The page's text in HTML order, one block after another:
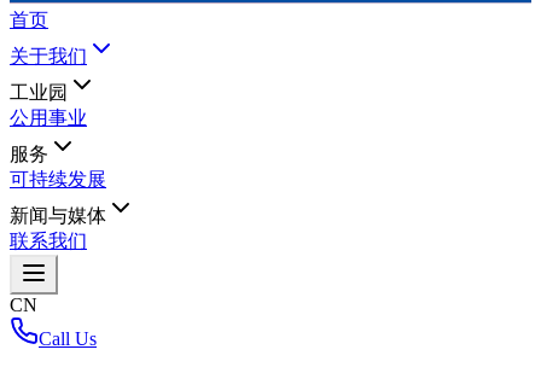
首页
关于我们
工业园
公用事业
服务
可持续发展
新闻与媒体
联系我们
CN
Call Us